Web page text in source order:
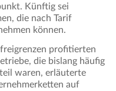
Künftig sei
die nach Tarif
können.
profitierten
die bislang häufig
waren, erläuterte
auf